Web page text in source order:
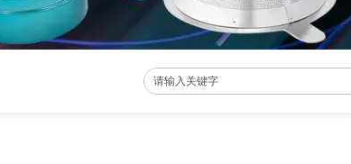
1 2 3